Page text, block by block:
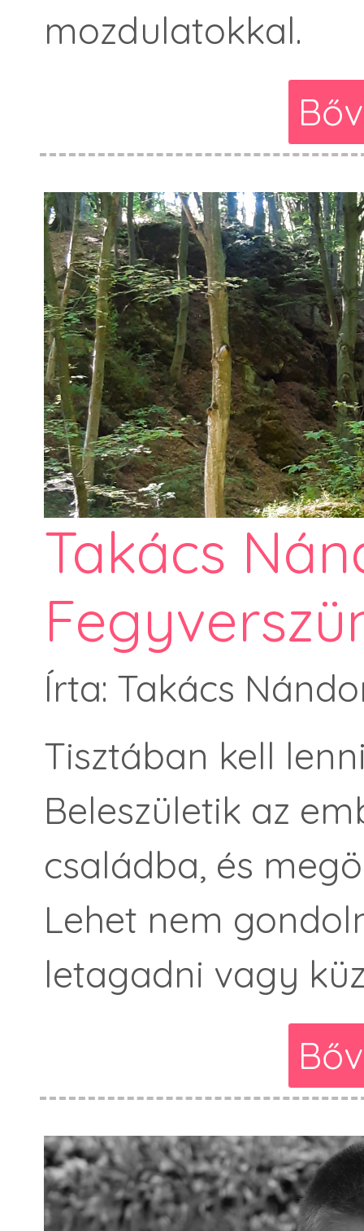
mozdulatokkal.
Takács
Írta: Takács
Tisztában kell
Beleszületik az
családba, és
Lehet nem
letagadni vagy